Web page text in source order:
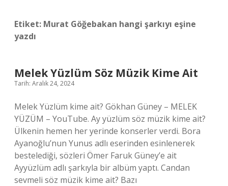
Etiket: Murat Göğebakan hangi şarkıyı eşine
yazdı
Melek Yüzlüm Söz Müzik Kime Ait
Tarih: Aralık 24, 2024
Melek Yüzlüm kime ait? Gökhan Güney – MELEK
YÜZÜM – YouTube. Ay yüzlüm söz müzik kime ait?
Ülkenin hemen her yerinde konserler verdi. Bora
Ayanoğlu’nun Yunus adlı eserinden esinlenerek
bestelediği, sözleri Ömer Faruk Güney’e ait
Ayyüzlüm adlı şarkıyla bir albüm yaptı. Candan
sevmeli söz müzik kime ait? Bazı